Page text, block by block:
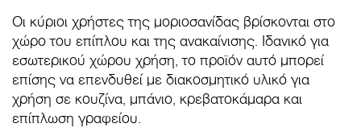
Οι κύριοι χρήστες της μοριοσανίδας βρίσκονται στο
χώρο του επίπλου και της ανακαίνισης. Ιδανικό για
εσωτερικού χώρου χρήση, το προϊόν αυτό μπορεί
επίσης να επενδυθεί με διακοσμητικό υλικό για
χρήση σε κουζίνα, μπάνιο, κρεβατοκάμαρα και
επίπλωση γραφείου.